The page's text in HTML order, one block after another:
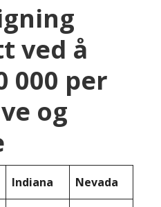
ved å
000 per
og
Indiana Nevada